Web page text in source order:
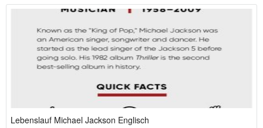
Lebenslauf Michael Jackson Englisch